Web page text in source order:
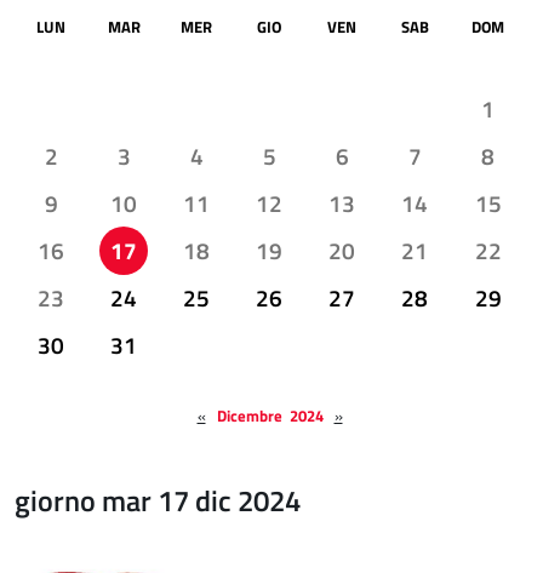
LUN MAR MER GIO VEN SAB DOM
1
2
3 4 5 6 7
8
9
10 11 12 13 14
15
16
17 18 19 20 21
22
23
24 25 26 27 28
29
30
31
« Dicembre 2024 »
giorno mar 17 dic 2024